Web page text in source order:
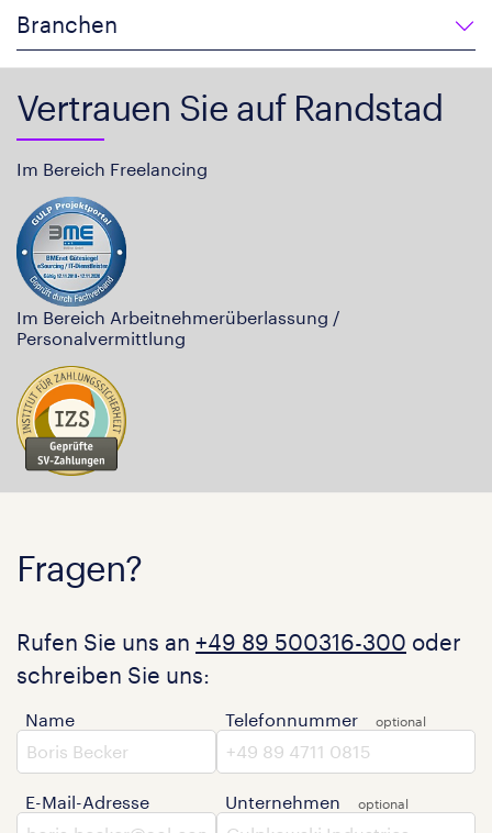
Branchen
Vertrauen Sie auf Randstad
Im Bereich Freelancing
Im Bereich Arbeitnehmerüberlassung /
Personalvermittlung
Fragen?
Rufen Sie uns an +49 89 500316-300 oder
schreiben Sie uns:
Name
E-Mail-Adresse
Telefonnummer
Unternehmen